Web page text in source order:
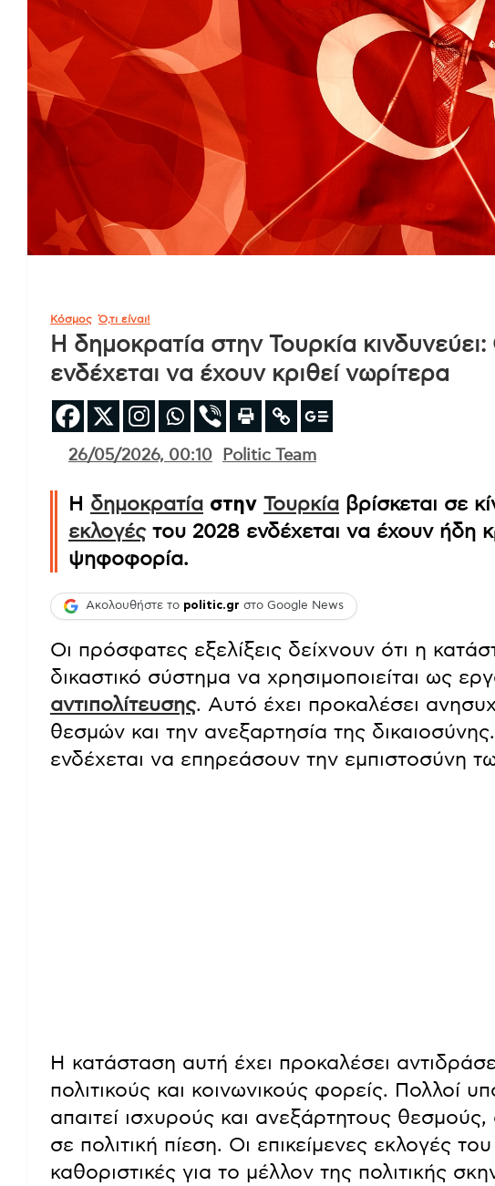
Κόσμος Ό,τι είναι!
Η δημοκρατία στην Τουρκία
ενδέχεται να έχουν κριθεί νωρίτερα
26/05/2026, 00:10 Politic Team
Η δημοκρατία στην Τουρκία βρίσκεται σε
εκλογέςτου 2028 ενδέχεται να έχουν ήδη
ψηφοφορία.
Ακολουθήστε το politic.gr στο Google News
Οι πρόσφατες εξελίξεις δείχνουν ότι η
δικαστικό σύστημα να χρησιμοποιείται ως
αντιπολίτευσης. Αυτό έχει προκαλέσει
θεσμών και την ανεξαρτησία της δικαιοσύνης.
ενδέχεται να επηρεάσουν την εμπιστοσύνη
Η κατάσταση αυτή έχει προκαλέσει
πολιτικούς και κοινωνικούς φορείς. Πολλοί
απαιτεί ισχυρούς και ανεξάρτητους θεσμούς,
σε πολιτική πίεση. Οι επικείμενες εκλογές
καθοριστικές για το μέλλον της πολιτικής